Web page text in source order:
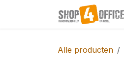
Overslaan naar inhoud
Alle producten